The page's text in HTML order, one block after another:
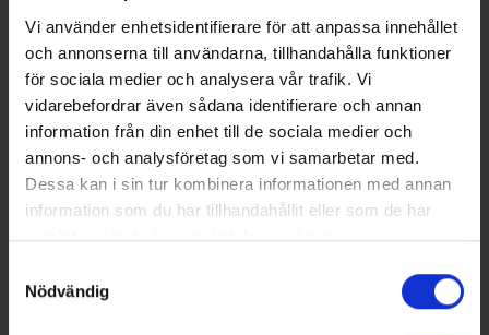
Vi använder enhetsidentifierare för att anpassa innehållet
och annonserna till användarna, tillhandahålla funktioner
för sociala medier och analysera vår trafik. Vi
vidarebefordrar även sådana identifierare och annan
information från din enhet till de sociala medier och
annons- och analysföretag som vi samarbetar med.
Dessa kan i sin tur kombinera informationen med annan
information som du har tillhandahållit eller som de har
samlat in när du har använt deras tjänster.
Nödvändig
2025-04-14
Energiråd för fastigheter – tips
Energigrupp